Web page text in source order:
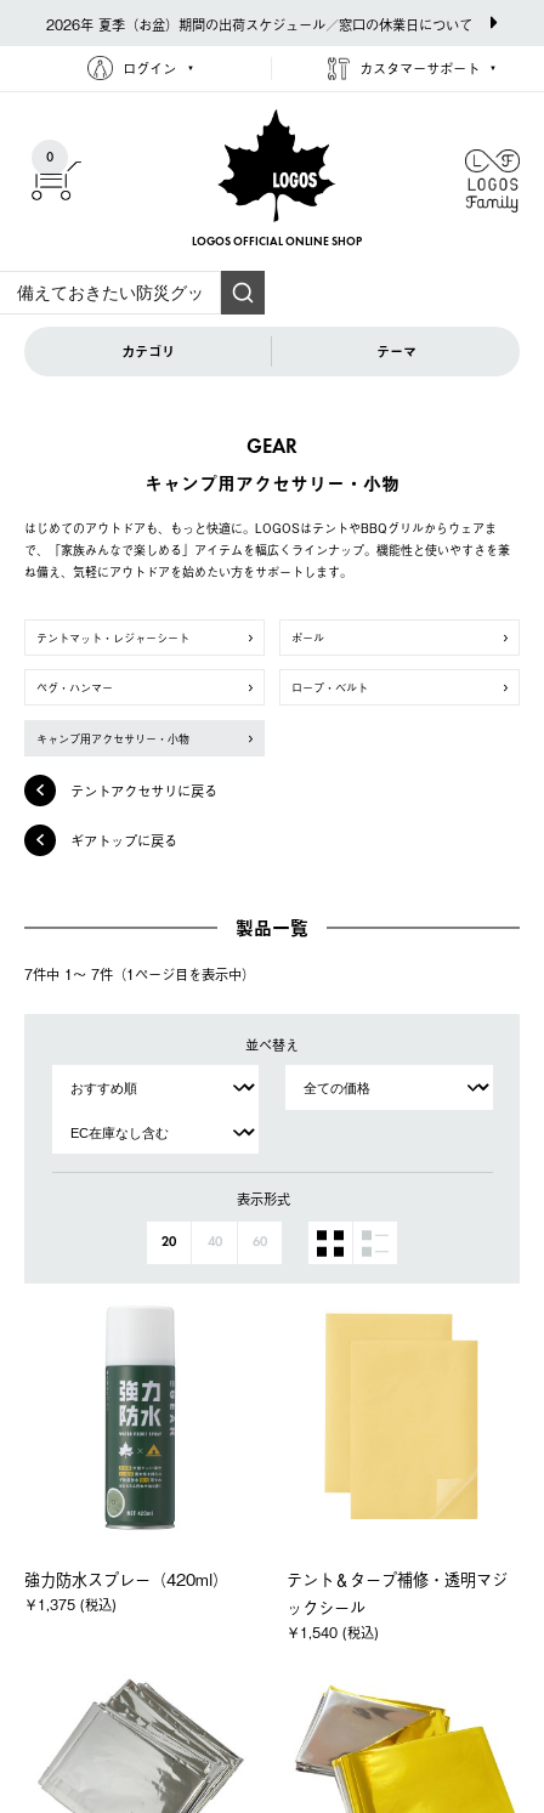
2026年 夏季（お盆）期間の出荷スケジュール／窓口の休業日について
ログイン カスタマーサポート
0
LOGOS OFFICIAL ONLINE SHOP
カテゴリ テーマ
GEAR
キャンプ用アクセサリー・小物
はじめてのアウトドアも、もっと快適に。LOGOSはテントやBBQグリルからウェアま
で、「家族みんなで楽しめる」アイテムを幅広くラインナップ。機能性と使いやすさを兼
ね備え、気軽にアウトドアを始めたい方をサポートします。
テントマット・レジャーシート ポール
ペグ・ハンマー ロープ・ベルト
キャンプ用アクセサリー・小物
テントアクセサリに戻る
ギアトップに戻る
製品一覧
7件中 1〜 7件（1ページ⽬を表⽰中）
並べ替え
表示形式
20 40 60
強力防水スプレー（420ml）
￥1,375 (税込)
テント＆タープ補修・透明マジ
ックシール
￥1,540 (税込)